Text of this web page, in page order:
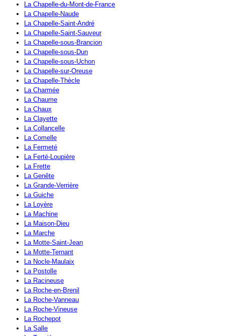
La Chapelle-du-Mont-de-France
La Chapelle-Naude
La Chapelle-Saint-André
La Chapelle-Saint-Sauveur
La Chapelle-sous-Brancion
La Chapelle-sous-Dun
La Chapelle-sous-Uchon
La Chapelle-sur-Oreuse
La Chapelle-Thècle
La Charmée
La Chaume
La Chaux
La Clayette
La Collancelle
La Comelle
La Fermeté
La Ferté-Loupière
La Frette
La Genête
La Grande-Verrière
La Guiche
La Loyère
La Machine
La Maison-Dieu
La Marche
La Motte-Saint-Jean
La Motte-Ternant
La Nocle-Maulaix
La Postolle
La Racineuse
La Roche-en-Brenil
La Roche-Vanneau
La Roche-Vineuse
La Rochepot
La Salle